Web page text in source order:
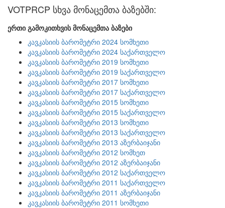
VOTPRCP სხვა მონაცემთა ბაზებში:
ერთი გამოკითხვის მონაცემთა ბაზები
კავკასიის ბარომეტრი 2024 სომხეთი
კავკასიის ბარომეტრი 2024 საქართველო
კავკასიის ბარომეტრი 2019 სომხეთი
კავკასიის ბარომეტრი 2019 საქართველო
კავკასიის ბარომეტრი 2017 სომხეთი
კავკასიის ბარომეტრი 2017 საქართველო
კავკასიის ბარომეტრი 2015 სომხეთი
კავკასიის ბარომეტრი 2015 საქართველო
კავკასიის ბარომეტრი 2013 სომხეთი
კავკასიის ბარომეტრი 2013 საქართველო
კავკასიის ბარომეტრი 2013 აზერბაიჯანი
კავკასიის ბარომეტრი 2012 სომხეთ
კავკასიის ბარომეტრი 2012 აზერბაიჯანი
კავკასიის ბარომეტრი 2012 საქართველო
კავკასიის ბარომეტრი 2011 საქართველო
კავკასიის ბარომეტრი 2011 აზერბაიჯანი
კავკასიის ბარომეტრი 2011 სომხეთი